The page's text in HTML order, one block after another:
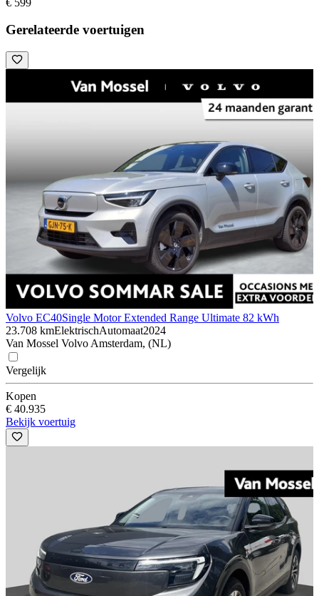
Gerelateerde voertuigen
Volvo EC40Single Motor Extended Range Ultimate 82 kWh
23.708 kmElektrischAutomaat2024
Van Mossel Volvo Amsterdam, (NL)
Vergelijk
Kopen
€ 40.935
Bekijk voertuig